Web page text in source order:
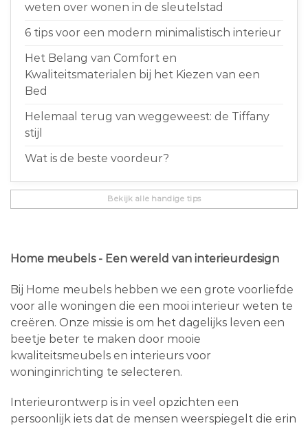
weten over wonen in de sleutelstad
6 tips voor een modern minimalistisch interieur
Het Belang van Comfort en
Kwaliteitsmaterialen bij het Kiezen van een
Bed
Helemaal terug van weggeweest: de Tiffany
stijl
Wat is de beste voordeur?
Bekijk alle handige tips
Home meubels - Een wereld van interieurdesign
Bij Home meubels hebben we een grote voorliefde
voor alle woningen die een mooi interieur weten te
creëren. Onze missie is om het dagelijks leven een
beetje beter te maken door mooie
kwaliteitsmeubels en interieurs voor
woninginrichting te selecteren.
Interieurontwerp is in veel opzichten een
persoonlijk iets dat de mensen weerspiegelt die erin